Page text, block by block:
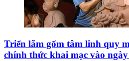
Triển lãm gốm tâm linh quy
chính thức khai mạc vào ngày